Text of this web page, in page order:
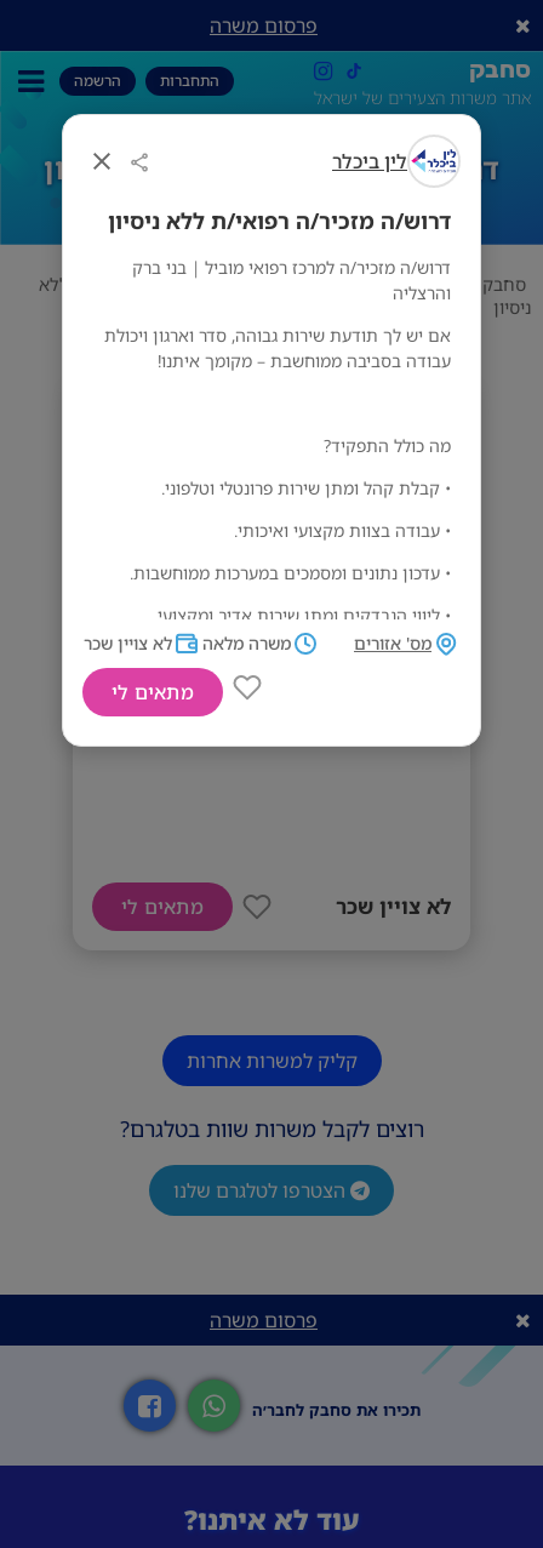
לין ביכלר
דרוש/ה מזכיר/ה רפואי/ת ללא ניסיון
דרוש/ה מזכיר/ה למרכז רפואי מוביל | בני ברק
והרצליה
אם יש לך תודעת שירות גבוהה, סדר וארגון ויכולת
עבודה בסביבה ממוחשבת – מקומך איתנו!
מה כולל התפקיד?
• קבלת קהל ומתן שירות פרונטלי וטלפוני.
• עבודה בצוות מקצועי ואיכותי.
• עדכון נתונים ומסמכים במערכות ממוחשבות.
• ליווי הנבדקים ומתן שירות אדיב ומקצועי.
ימים א'–ה' במשמרות:
מתנות בחגים.
נופשי חברה.
דמי הבראה מוגדלים.
קרן השתלמות לאחר שנת עבודה.
מענק ביגוד שנתי בסך 2,400 ₪.
• ניסיון קודם באדמיניסטרציה או בשירות לקוחות
– חובה. • שליטה בסביבת עבודה ממוחשבת. •
יחסי אנוש מצוינים, אחריות ויכולת עבודה בצוות.
מס' אזורים משרה מלאה לא צויין שכר
מתאים לי
פרסום משרה
סחבק
אתר משרות הצעירים של ישראל
התחברות הרשמה
דרוש/ה מזכיר/ה רפואי/ת ללא ניסיון
סחבק משרות כלליות
דרוש/ה מזכיר/ה רפואי/ת ללא
ניסיון
מס' אזורים
דרוש/ה מזכיר/ה רפואי/ת ללא ניסיון
לא צויין שכר מתאים לי
קליק למשרות אחרות
רוצים לקבל משרות שוות בטלגרם?
הצטרפו לטלגרם שלנו
פרסום משרה
תכירו את סחבק לחבר׳ה
עוד לא איתנו?